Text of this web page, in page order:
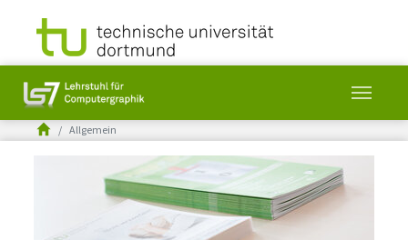
Skip to main content
You are here:
Allgemein